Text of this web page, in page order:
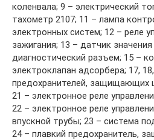
коленвала; 9 – электрический
тахометр 2107; 11 – лампа
электронных систем; 12 – реле
зажигания; 13 – датчик
диагностический разъем; 15 –
электроклапан адсорбера; 17,
предохранителей, защищающих
21 – электронное реле
22 – электронное реле
впускной трубы; 23 – система
24 – плавкий предохранитель,